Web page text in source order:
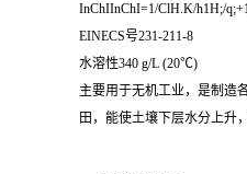
InChIInChI=1/ClH.K/h1H;/
EINECS号231-211-8
水溶性340 g/L (20℃)
主要用于无机工业，是制造
田，能使土壤下层水分上升